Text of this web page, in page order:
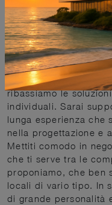
TAVOLI IN
Le composizioni da
sono di ottima qualità
per ergonomia e
e la loro funzionalità
ribassiamo le
individuali. Sarai
lunga esperienza che
nella progettazione e
Mettiti comodo in
che ti serve tra le
proponiamo, che ben
locali di vario tipo. In
di grande personalità